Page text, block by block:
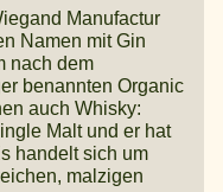
Manufactur
Namen mit Gin
nach dem
benannten Organic
auch Whisky:
Malt und er hat
handelt sich um
malzigen